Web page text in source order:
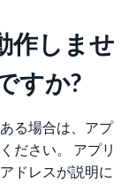
作しませ
すか?
る場合は、アプ
ださい。 アプリ
ドレスが説明に